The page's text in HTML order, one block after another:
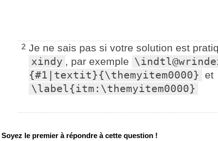
2 Je ne sais pas si votre solution est
xindy , par exemple
{#1|textit}{\themyitem0000}
et
\label{itm:\themyitem0000}
Soyez le premier à répondre à cette question !